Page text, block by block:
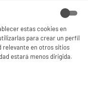
estas cookies en
para crear un perfil
relevante en otros sitios
estará menos dirigida.